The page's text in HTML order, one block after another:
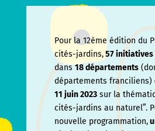
Pour la 12ème édition du
cités-jardins,57 initiatives
dans18 départements
départements franciliens)
11 juin2023sur la
cités-jardins au naturel”.
nouvelle programmation,